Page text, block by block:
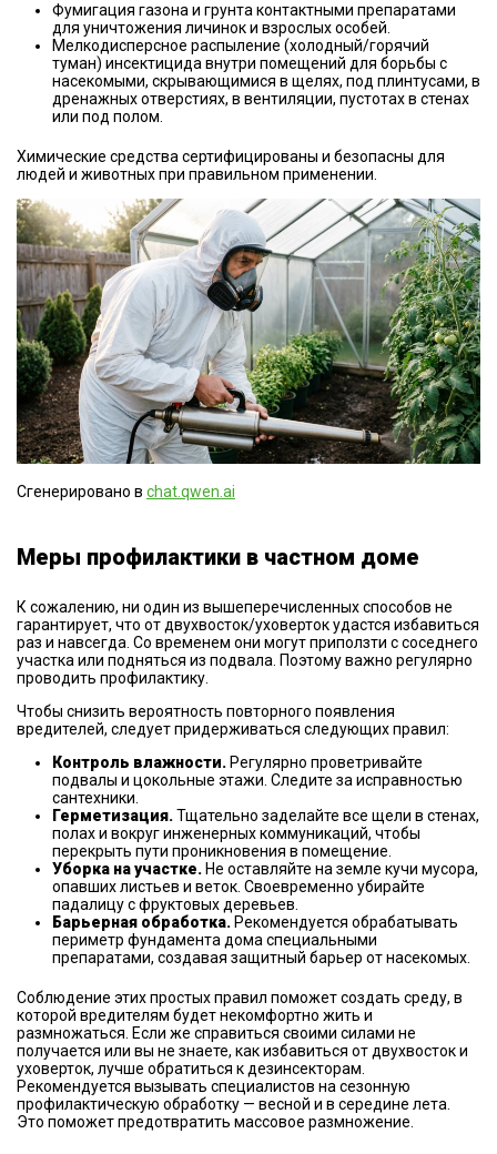
Фумигация газона и грунта контактными препаратами
для уничтожения личинок и взрослых особей.
Мелкодисперсное распыление (холодный/горячий
туман) инсектицида внутри помещений для борьбы с
насекомыми, скрывающимися в щелях, под плинтусами, в
дренажных отверстиях, в вентиляции, пустотах в стенах
или под полом.
Химические средства сертифицированы и безопасны для
людей и животных при правильном применении.
Сгенерировано в chat.qwen.ai
Меры профилактики в частном доме
К сожалению, ни один из вышеперечисленных способов не
гарантирует, что от двухвосток/уховерток удастся избавиться
раз и навсегда. Со временем они могут приползти с соседнего
участка или подняться из подвала. Поэтому важно регулярно
проводить профилактику.
Чтобы снизить вероятность повторного появления
вредителей, следует придерживаться следующих правил:
Контроль влажности. Регулярно проветривайте
подвалы и цокольные этажи. Следите за исправностью
сантехники.
Герметизация.Тщательно заделайте все щели в стенах,
полах и вокруг инженерных коммуникаций, чтобы
перекрыть пути проникновения в помещение.
Уборка на участке. Не оставляйте на земле кучи мусора,
опавших листьев и веток. Своевременно убирайте
падалицу с фруктовых деревьев.
Барьерная обработка. Рекомендуется обрабатывать
периметр фундамента дома специальными
препаратами, создавая защитный барьер от насекомых.
Соблюдение этих простых правил поможет создать среду, в
которой вредителям будет некомфортно жить и
размножаться. Если же справиться своими силами не
получается или вы не знаете, как избавиться от двухвосток и
уховерток, лучше обратиться к дезинсекторам.
Рекомендуется вызывать специалистов на сезонную
профилактическую обработку — весной и в середине лета.
Это поможет предотвратить массовое размножение.